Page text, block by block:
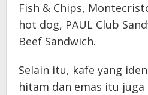
Fish & Chips,
hot dog, PAUL Club
Beef Sandwich.
Selain itu, kafe yang
hitam dan emas itu juga